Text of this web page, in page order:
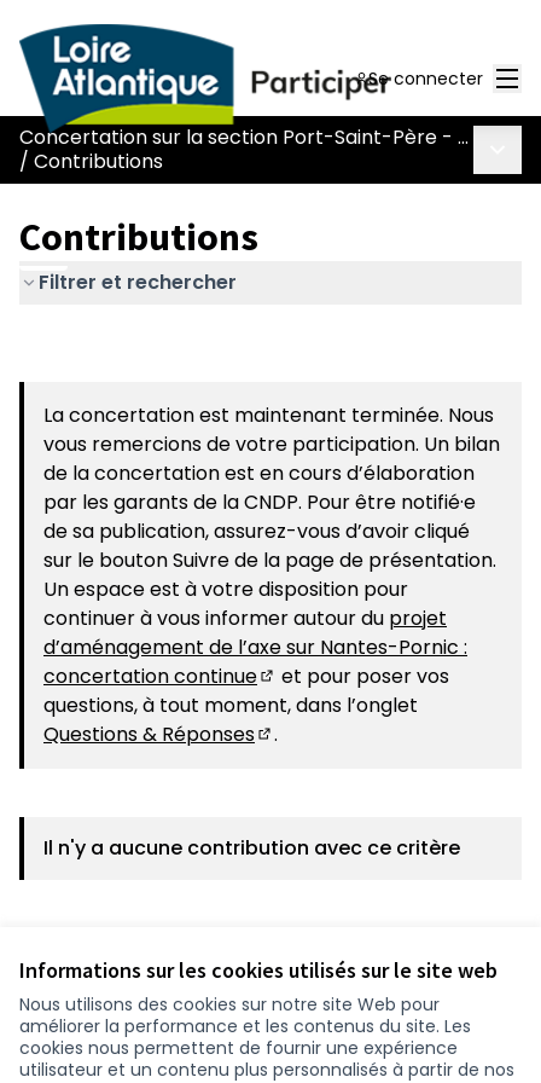
Informations sur les cookies utilisés sur le site web
Nous utilisons des cookies sur notre site Web pour
améliorer la performance et les contenus du site. Les
cookies nous permettent de fournir une expérience
utilisateur et un contenu plus personnalisés à partir de nos
Se connecter
Concertation sur la section Port-Saint-Père - Le Pont Béranger de la route Nantes-Pornic
/ Contributions
Contributions
Filtrer et rechercher
La concertation est maintenant terminée. Nous
vous remercions de votre participation. Un bilan
de la concertation est en cours d’élaboration
par les garants de la CNDP. Pour être notifié·e
de sa publication, assurez-vous d’avoir cliqué
sur le bouton Suivre de la page de présentation.
Un espace est à votre disposition pour
continuer à vous informer autour du projet
d’aménagement de l’axe sur Nantes-Pornic :
concertation continue
(S'ouvre dans un nouvel
et pour poser vos
questions, à tout moment, dans l’onglet
Questions & Réponses
.
Il n'y a aucune contribution avec ce critère